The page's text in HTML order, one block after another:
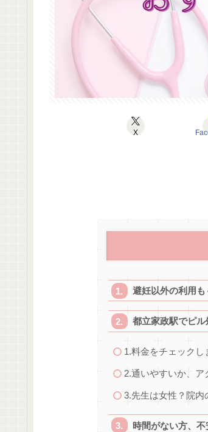
X
避妊以外の利用も
都立家政駅でピ
1.料金をチェックし
2.通いやすいか、ア
3.先生は女性？院内
時間がない方、